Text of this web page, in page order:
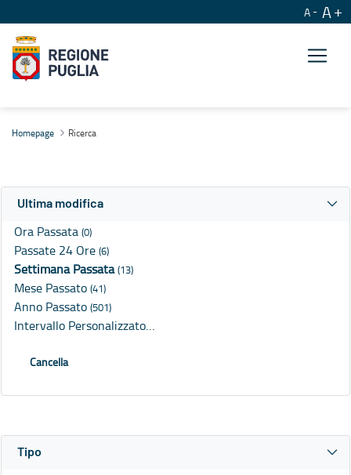
A A
Homepage Ricerca
Ultima modifica
Ora Passata (0)
Passate 24 Ore (6)
Settimana Passata(13)
Mese Passato (41)
Anno Passato (501)
Intervallo Personalizzato…
Cancella
Tipo